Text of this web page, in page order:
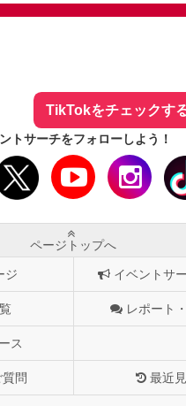
TikTokをチェックす
トサーチをフォローしよう！
ページトップへ
ジ イベントサ
レポート
ス
問 最近